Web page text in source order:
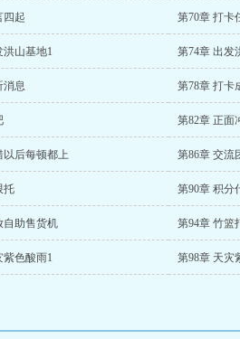
四起 第70章 打卡
洪山基地1 第74章 出发
消息 第78章 打卡
第82章 正面
以后每顿都上 第86章 交流
托 第90章 积分
自助售货机 第94章 竹篮
紫色酸雨1 第98章 天灾